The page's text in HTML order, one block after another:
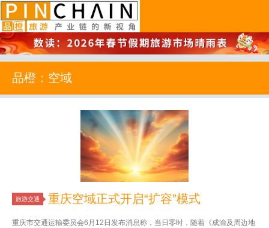
品橙旅游
品橙：空域
旅游交通 重庆空域正式开启“扩容”模式
重庆市交通运输委员会6月12日发布消息称，当日零时，随着《成渝及周边地